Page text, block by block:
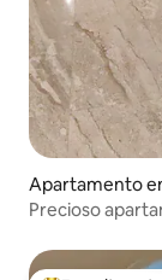
Apartamento
Precioso